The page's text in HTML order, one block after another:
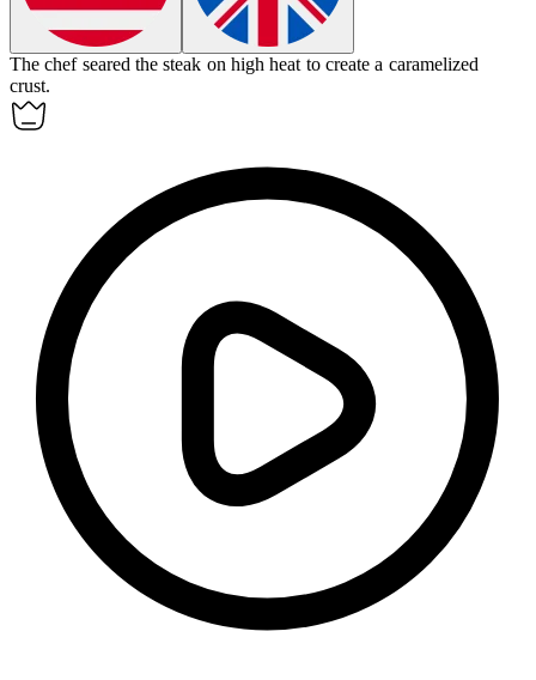
The chef seared the steak on high heat to create a caramelized
crust.